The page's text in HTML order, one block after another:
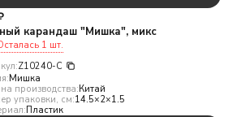
карандаш "Мишка", микс
1 шт.
Z10240-C
Мишка
производства:Китай
упаковки, см:14.5×2×1.5
Пластик